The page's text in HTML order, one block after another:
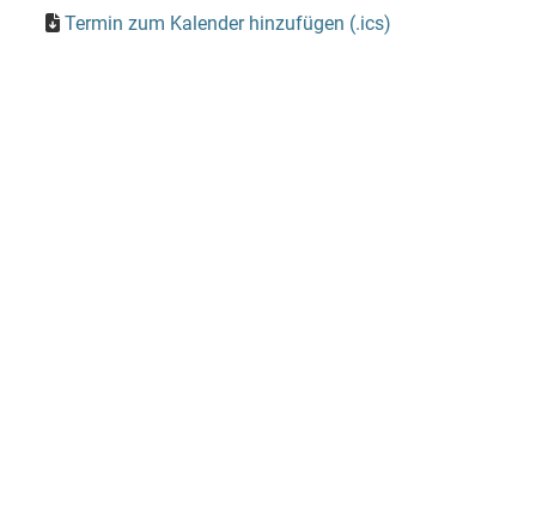
Termin zum Kalender hinzufügen (.ics)